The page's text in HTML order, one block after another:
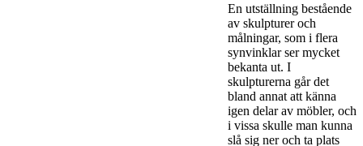
En utställning bestående
av skulpturer och
målningar, som i flera
synvinklar ser mycket
bekanta ut. I
skulpturerna går det
bland annat att känna
igen delar av möbler, och
i vissa skulle man kunna
slå sig ner och ta plats